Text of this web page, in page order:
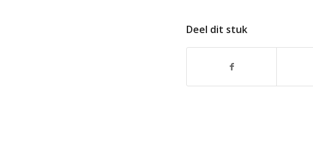
Deel dit stuk